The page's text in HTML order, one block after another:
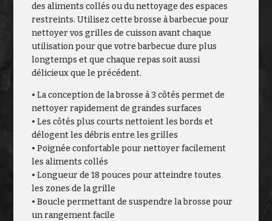
des aliments collés ou du nettoyage des espaces
restreints. Utilisez cette brosse à barbecue pour
nettoyer vos grilles de cuisson avant chaque
utilisation pour que votre barbecue dure plus
longtemps et que chaque repas soit aussi
délicieux que le précédent.
• La conception de la brosse à 3 côtés permet de
nettoyer rapidement de grandes surfaces
• Les côtés plus courts nettoient les bords et
délogent les débris entre les grilles
• Poignée confortable pour nettoyer facilement
les aliments collés
• Longueur de 18 pouces pour atteindre toutes
les zones de la grille
• Boucle permettant de suspendre la brosse pour
un rangement facile